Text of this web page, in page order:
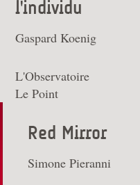
l'individu
Gaspard Koenig
L'Observatoire
Le Point
Red Mirror
Simone Pieranni